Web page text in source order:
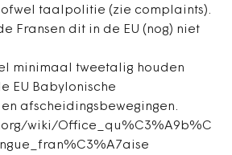
ofwel taalpolitie (zie complaints).
Fransen dit in de EU (nog) niet
minimaal tweetalig houden
EU Babylonische
afscheidingsbewegingen.
wiki/Office_qu%C3%A9b%C